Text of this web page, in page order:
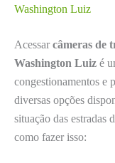
Washington Luiz
Acessar câmeras de
Washington Luiz é
congestionamentos e
diversas opções
situação das estradas
como fazer isso: